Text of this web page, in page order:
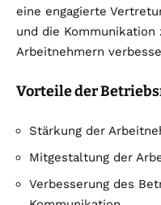
eine engagierte
und die Kommunikation
Arbeitnehmern
Vorteile der
Stärkung der
Mitgestaltung der
Verbesserung des